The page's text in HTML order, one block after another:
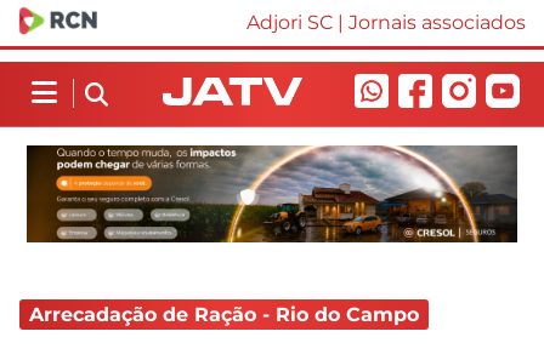
Adjori SC | Jornais associados
Arrecadação de Ração - Rio do Campo